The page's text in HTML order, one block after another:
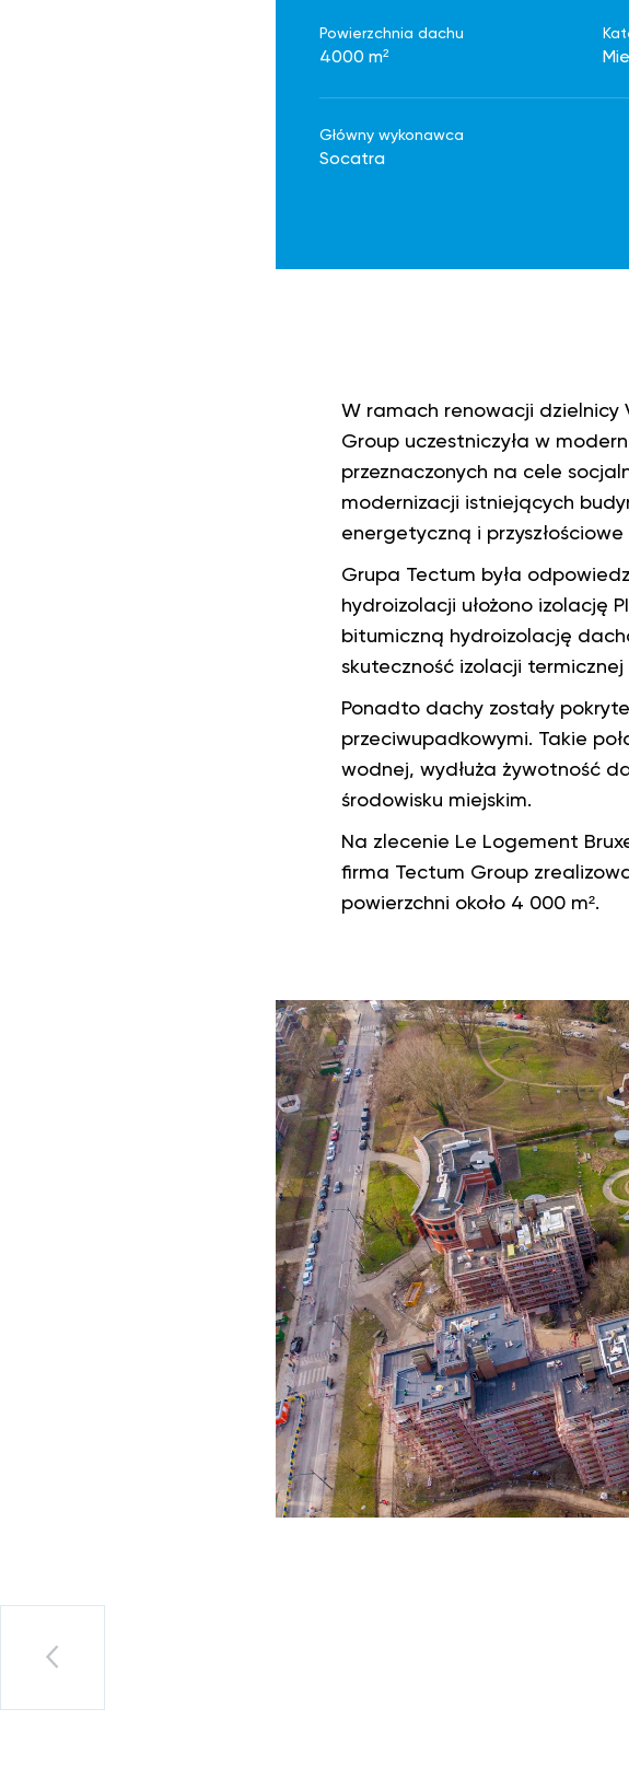
Powierzchnia dachu
4000 m²
Główny wykonawca
Socatra
W ramach renowacji dzielnicy
Group uczestniczyła w
przeznaczonych na cele
modernizacji istniejących
energetyczną i
Grupa Tectum była
hydroizolacji ułożono izolację
bitumiczną hydroizolację
skuteczność izolacji
Ponadto dachy zostały
przeciwupadkowymi. Takie
wodnej, wydłuża żywotność
środowisku miejskim.
Na zlecenie Le Logement
firma Tectum Group
powierzchni około 4 000 m².